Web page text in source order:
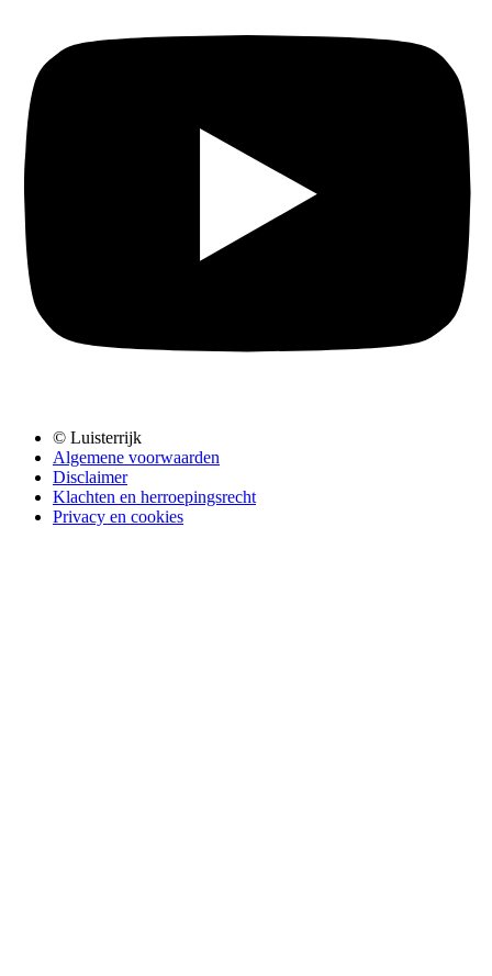
© Luisterrijk
Algemene voorwaarden
Disclaimer
Klachten en herroepingsrecht
Privacy en cookies